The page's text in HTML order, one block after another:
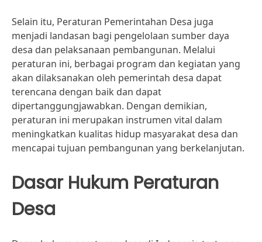
Selain itu, Peraturan Pemerintahan Desa juga
menjadi landasan bagi pengelolaan sumber daya
desa dan pelaksanaan pembangunan. Melalui
peraturan ini, berbagai program dan kegiatan yang
akan dilaksanakan oleh pemerintah desa dapat
terencana dengan baik dan dapat
dipertanggungjawabkan. Dengan demikian,
peraturan ini merupakan instrumen vital dalam
meningkatkan kualitas hidup masyarakat desa dan
mencapai tujuan pembangunan yang berkelanjutan.
Dasar Hukum Peraturan
Desa